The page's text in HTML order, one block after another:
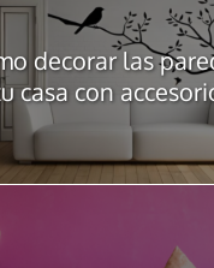
decorar las
casa con